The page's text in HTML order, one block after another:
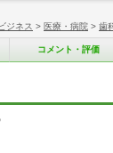
ビジネス > 医療・病院 > 歯
コメント・評価